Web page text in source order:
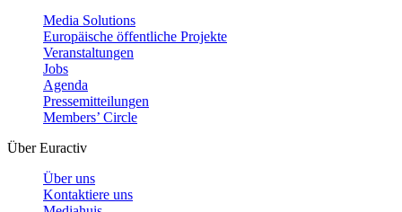
Media Solutions
Europäische öffentliche Projekte
Veranstaltungen
Jobs
Agenda
Pressemitteilungen
Members’ Circle
Über Euractiv
Über uns
Kontaktiere uns